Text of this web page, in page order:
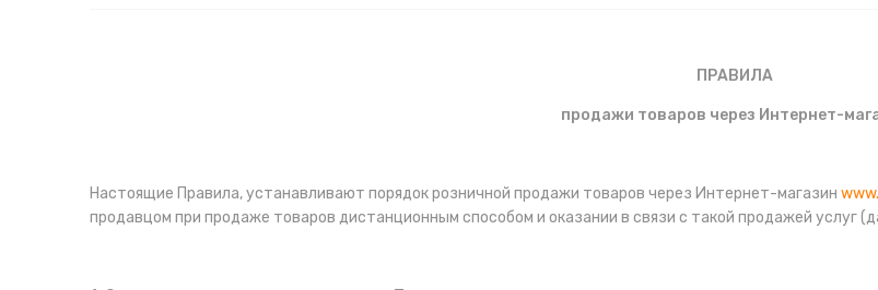
ПРАВИЛА
продажи товаров через Интернет-
Настоящие Правила, устанавливают порядок розничной продажи товаров через Интернет-магазин
продавцом при продаже товаров дистанционным способом и оказании в связи с такой продажей услуг